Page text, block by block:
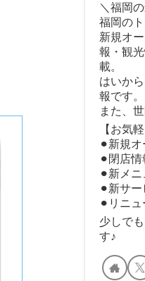
＼福岡
福岡の
新規オ
報・観
載。
はいか
報です。
また、
【お気
⚫︎新規
⚫︎閉店情
⚫︎新メ
⚫︎新サ
⚫︎リニ
少しで
す♪